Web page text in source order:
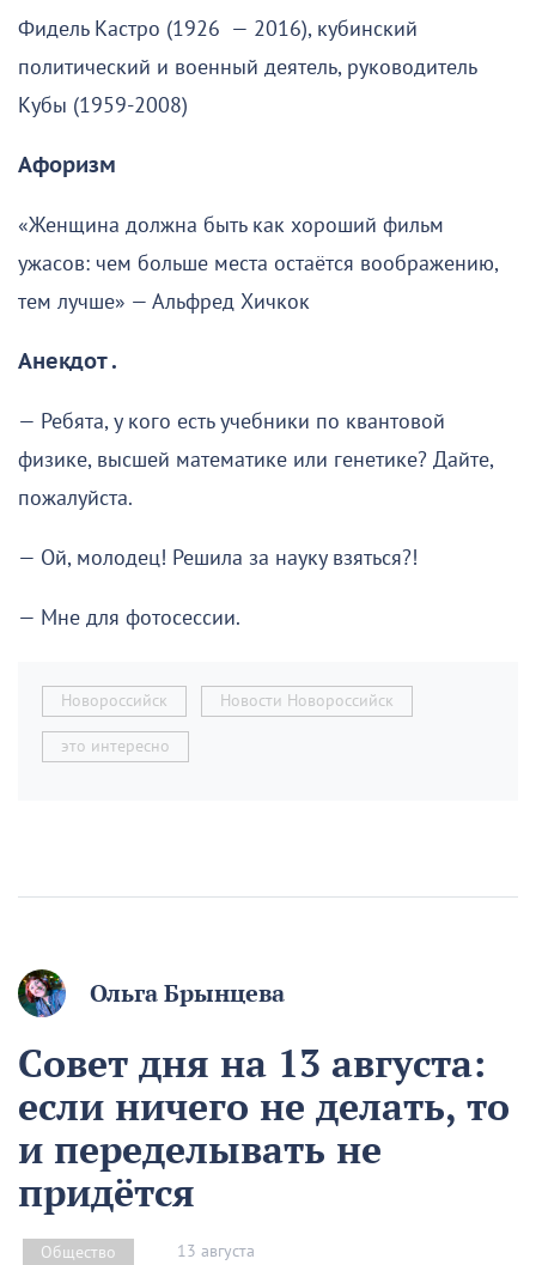
Фидель Кастро (1926 — 2016), кубинский
политический и военный деятель, руководитель
Кубы (1959-2008)
Афоризм
«Женщина должна быть как хороший фильм
ужасов: чем больше места остаётся воображению,
тем лучше» — Альфред Хичкок
Анекдот .
— Ребята, у кого есть учебники по квантовой
физике, высшей математике или генетике? Дайте,
пожалуйста.
— Ой, молодец! Решила за науку взяться?!
— Мне для фотосессии.
Новороссийск Новости Новороссийск
это интересно
Ольга Брынцева
Совет дня на 13 августа:
если ничего не делать, то
и переделывать не
придётся
Общество 13 августа